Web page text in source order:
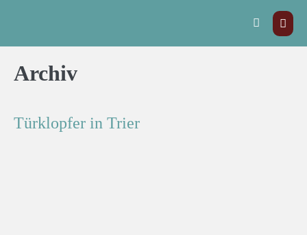
Archiv
Türklopfer in Trier